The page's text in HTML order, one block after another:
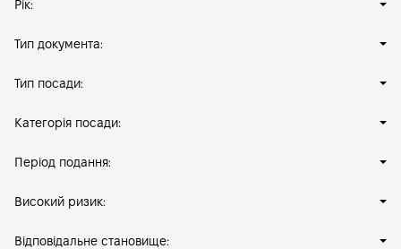
Рік:
Тип документа:
Тип посади:
Категорія посади:
Період подання:
Високий ризик:
Відповідальне становище: